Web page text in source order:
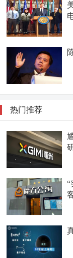
热门推荐
“